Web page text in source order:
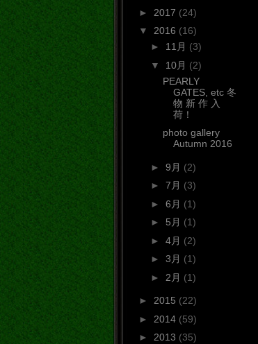
► 2017 (24)
▼ 2016 (16)
► 11月 (3)
▼ 10月 (2)
PEARLY
GATES, etc 冬
物 新 作 入
荷！
photo gallery
Autumn 2016
► 9月 (2)
► 7月 (3)
► 6月 (1)
► 5月 (1)
► 4月 (2)
► 3月 (1)
► 2月 (1)
► 2015 (22)
► 2014 (59)
► 2013 (35)